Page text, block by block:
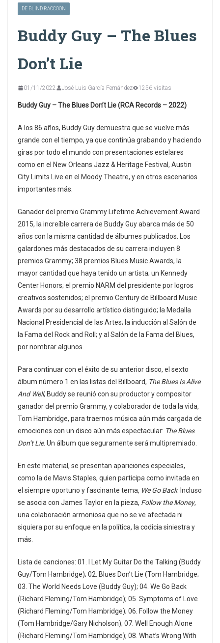
DE BLIND RACCOON
Buddy Guy – The Blues
Don’t Lie
01/11/2022 José Luis García Fernández 1256 visitas
Buddy Guy – The Blues Don’t Lie (RCA Records – 2022)
A los 86 años, Buddy Guy demuestra que se vuelve más
grande con el tiempo, ya que continúa grabando y haciendo
giras por todo el mundo con presentaciones estelares
como en el New Orleans Jazz & Heritage Festival, Austin
City Limits Live en el Moody Theatre, y en otros escenarios
importantes más.
Ganador del premio Grammy Lifetime Achievement Award
2015, la increíble carrera de Buddy Guy abarca más de 50
años con la misma cantidad de álbumes publicados. Los
galardones más destacados de su carrera incluyen 8
premios Grammy; 38 premios Blues Music Awards, la
mayor cantidad que haya tenido un artista; un Kennedy
Center Honors; el premio NARM del presidente por logros
creativos sostenidos; el premio Century de Billboard Music
Awards por su desarrollo artístico distinguido; la Medalla
Nacional Presidencial de las Artes; la inducción al Salón de
la Fama del Rock and Roll; y al Salón de la Fama del Blues,
por nombrar algunos.
Para continuar con el éxito de su anterior disco, el sexto
álbum número 1 en las listas del Billboard, The Blues Is Alive
And Well, Buddy se reunió con su productor y compositor
ganador del premio Grammy, y colaborador de toda la vida,
Tom Hambridge, para traernos música aún más cargada de
emociones con un disco aún más espectacular: The Blues
Don’t Lie. Un álbum que seguramente será multipremiado.
En este material, se presentan apariciones especiales,
como la de Mavis Staples, quien participa como invitada en
el siempre oportuno y fascinante tema, We Go Back. Incluso
se asocia con James Taylor en la pieza, Follow the Money,
una colaboración armoniosa que no se ve afectada ni
siquiera por su enfoque en la política, la codicia siniestra y
más.
Lista de canciones: 01. I Let My Guitar Do the Talking (Buddy
Guy/Tom Hambridge); 02. Blues Don’t Lie (Tom Hambridge;
03. The World Needs Love (Buddy Guy); 04. We Go Back
(Richard Fleming/Tom Hambridge); 05. Symptoms of Love
(Richard Fleming/Tom Hambridge); 06. Follow the Money
(Tom Hambridge/Gary Nicholson); 07. Well Enough Alone
(Richard Fleming/Tom Hambridge); 08. What’s Wrong With